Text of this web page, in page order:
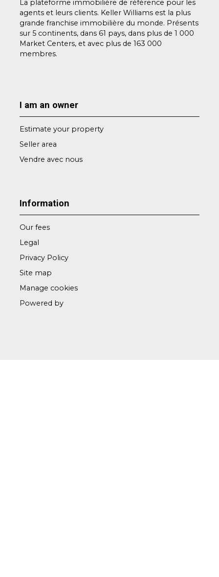
La plateforme immobilière de référence pour les
agents et leurs clients. Keller Williams est la plus
grande franchise immobilière du monde. Présents
sur 5 continents, dans 61 pays, dans plus de 1 000
Market Centers, et avec plus de 163 000
membres.
I am an owner
Estimate your property
Seller area
Vendre avec nous
Information
Our fees
Legal
Privacy Policy
Site map
Manage cookies
Powered by